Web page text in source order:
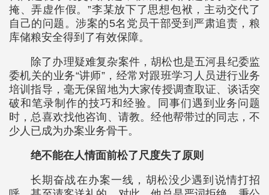
掩、弄虚作假。”李某放下了思想包袱，主动交代了
自己的问题。涉案的5名党员干部受到严肃追责，粮
库储粮安全得到了有效保障。
除了办理疑难复杂案件，胡松也是五河县纪委监
委机关的业务“讲师”，经常对跟班学习人员进行业务
培训指导，毫无保留地为大家传授调查取证、谈话突
破和笔录制作的技巧和经验。同事们遇到业务问题
时，总喜欢找他咨询、请教。经他帮带过的同志，不
少人已成为办案业务骨干。
绝不能在人情面前松了尺度失了原则
长期奋战在办案一线，胡松没少遇到说情打招